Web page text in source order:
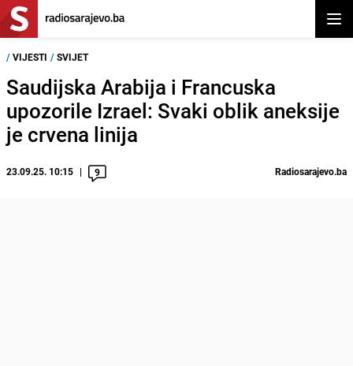
/ VIJESTI / SVIJET
Saudijska Arabija i Francuska
upozorile Izrael: Svaki oblik aneksije
je crvena linija
23.09.25. 10:15 9 Radiosarajevo.ba